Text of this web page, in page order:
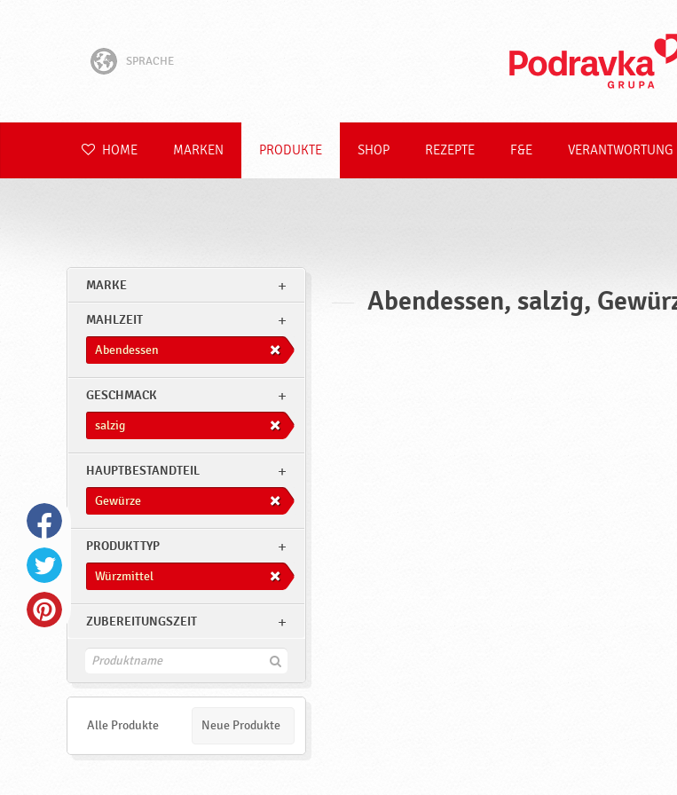
SPRACHE
Hrvatski
Polski
Română
HOME MARKEN PRODUKTE SHOP REZEPTE F&E VERANTWORTUNG
MARKE
MAHLZEIT
Abendessen
GESCHMACK
salzig
HAUPTBESTANDTEIL
Gewürze
PRODUKTTYP
Würzmittel
ZUBEREITUNGSZEIT
F
e
Alle Produkte Neue Produkte
Abendessen, salzig,